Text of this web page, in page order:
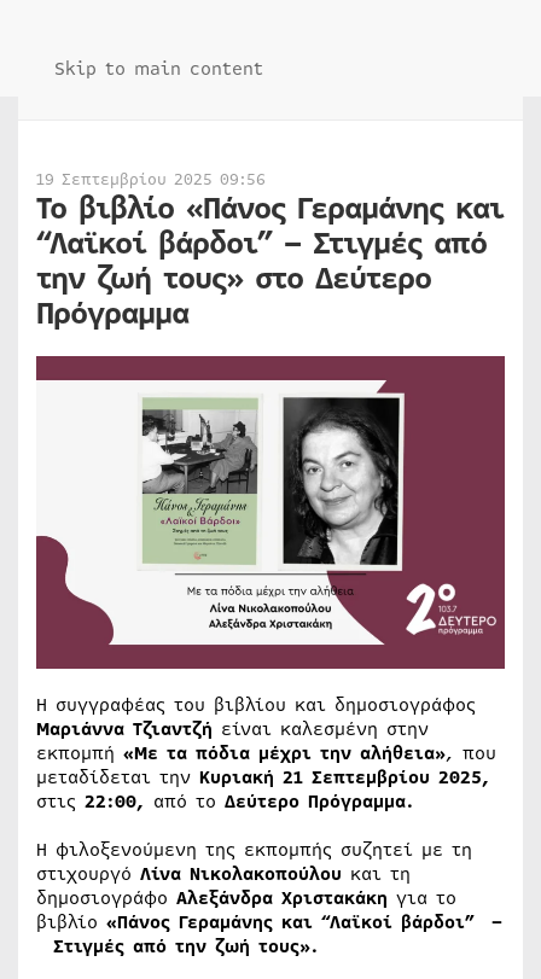
Skip to main content
19 Σεπτεμβρίου 2025 09:56
Το βιβλίο «Πάνος Γεραμάνης και
“Λαϊκοί βάρδοι” – Στιγμές από
την ζωή τους» στο Δεύτερο
Πρόγραμμα
Η συγγραφέας του βιβλίου και δημοσιογράφος
Μαριάννα Τζιαντζή είναι καλεσμένη στην
εκπομπή «Με τα πόδια μέχρι την αλήθεια», που
μεταδίδεται την Κυριακή 21 Σεπτεμβρίου 2025,
στις 22:00, από το Δεύτερο Πρόγραμμα.
Η φιλοξενούμενη της εκπομπής συζητεί με τη
στιχουργό Λίνα Νικολακοπούλου και τη
δημοσιογράφο Αλεξάνδρα Χριστακάκη για το
βιβλίο «Πάνος Γεραμάνης και “Λαϊκοί βάρδοι” –
Στιγμές από την ζωή τους».